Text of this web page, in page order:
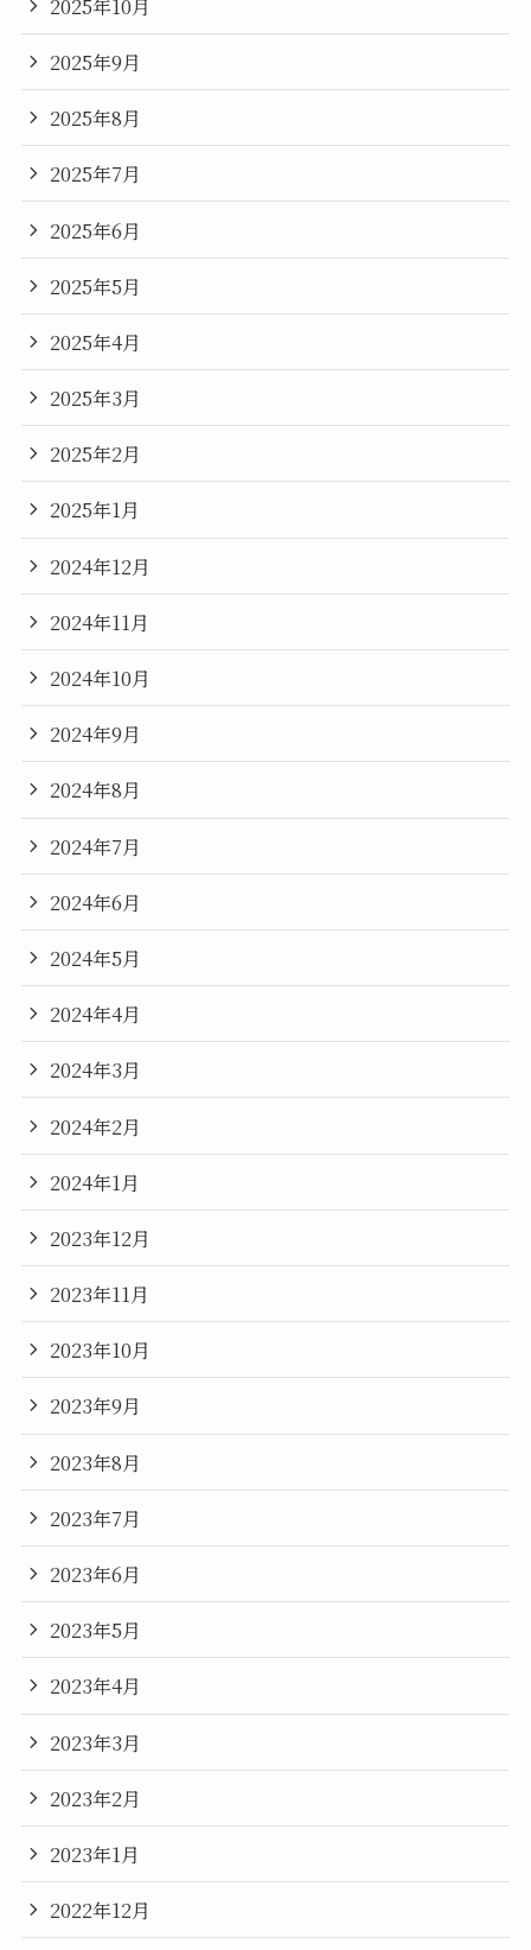
2025年9月
2025年8月
2025年7月
2025年6月
2025年5月
2025年4月
2025年3月
2025年2月
2025年1月
2024年12月
2024年11月
2024年10月
2024年9月
2024年8月
2024年7月
2024年6月
2024年5月
2024年4月
2024年3月
2024年2月
2024年1月
2023年12月
2023年11月
2023年10月
2023年9月
2023年8月
2023年7月
2023年6月
2023年5月
2023年4月
2023年3月
2023年2月
2023年1月
2022年12月